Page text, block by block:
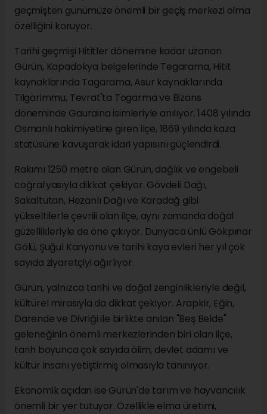
geçmişten günümüze önemli bir geçiş merkezi olma
özelliğini koruyor.
Tarihi geçmişi Hititler dönemine kadar uzanan
Gürün, Kapadokya belgelerinde Tegarama, Hitit
kaynaklarında Tagarama, Asur kaynaklarında
Tilgarimmu, Tevrat'ta Togarma ve Bizans
döneminde Gauraina isimleriyle anılıyor. 1408 yılında
Osmanlı hakimiyetine giren ilçe, 1869 yılında kaza
statüsüne kavuşarak idari yapısını güçlendirdi.
Rakımı 1250 metre olan Gürün, dağlık ve engebeli
coğrafyasıyla dikkat çekiyor. Gövdeli Dağı,
Sakaltutan, Hezanlı Dağı ve Karadağ gibi
yükseltilerle çevrili olan ilçe, aynı zamanda doğal
güzellikleriyle de öne çıkıyor. Dünyaca ünlü Gökpınar
Gölü, Şuğul Kanyonu ve tarihi kaya evleri her yıl çok
sayıda ziyaretçiyi ağırlıyor.
Gürün, yalnızca tarihi ve doğal zenginlikleriyle değil,
kültürel mirasıyla da dikkat çekiyor. Arapkir, Eğin,
Darende ve Divriği ile birlikte anılan "Beş Belde"
geleneğinin önemli merkezlerinden biri olan ilçe,
tarih boyunca çok sayıda âlim, devlet adamı ve
kültür insanı yetiştirmiş olmasıyla tanınıyor.
Ekonomik açıdan ise Gürün'de tarım ve hayvancılık
önemli bir yer tutuyor. Özellikle elma üretimi,